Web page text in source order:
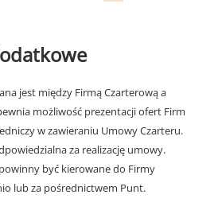
jest między Firmą Czarterową a
możliwość prezentacji ofert Firm
w zawieraniu Umowy Czarteru.
za realizację umowy.
być kierowane do Firmy
lub za pośrednictwem Punt.